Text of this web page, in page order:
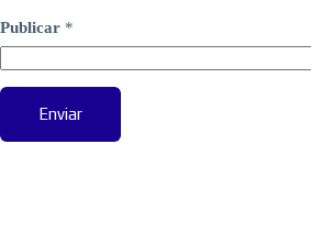
Publicar *
Enviar